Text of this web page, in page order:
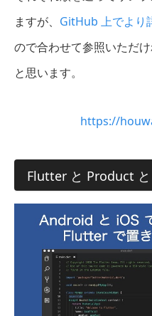
ますが、 GitHub 上でより
ので合わせて参照いただ
と思います。
https://
Flutter と Product と